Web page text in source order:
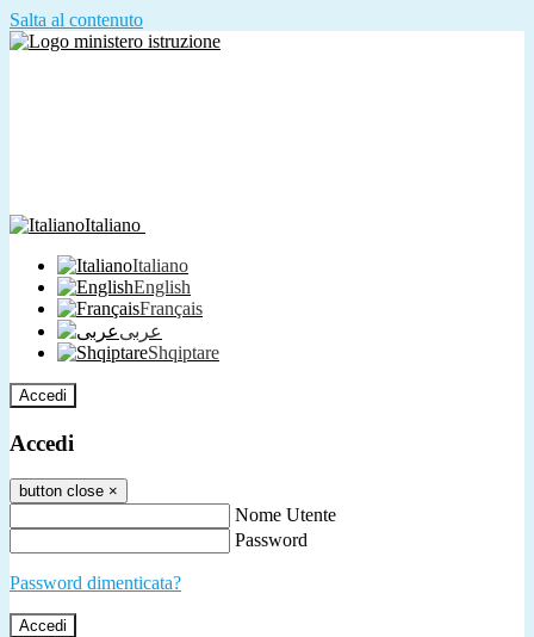
Salta al contenuto
Italiano
Italiano
English
Français
عربى
Shqiptare
Accedi
Accedi
button close ×
Nome Utente
Password
Password dimenticata?